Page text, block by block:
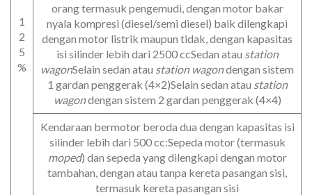
1
2
5
%
orang termasuk pengemudi, dengan motor bakar
nyala kompresi (diesel/semi diesel) baik dilengkapi
dengan motor listrik maupun tidak, dengan kapasitas
isi silinder lebih dari 2500 ccSedan atau station
wagonSelain sedan atau station wagondengan sistem
1 gardan penggerak (4×2)Selain sedan atau station
wagondengan sistem 2 gardan penggerak (4×4)
Kendaraan bermotor beroda dua dengan kapasitas isi
silinder lebih dari 500 cc:Sepeda motor (termasuk
moped) dan sepeda yang dilengkapi dengan motor
tambahan, dengan atau tanpa kereta pasangan sisi,
termasuk kereta pasangan sisi